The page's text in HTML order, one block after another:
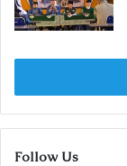
Follow Us